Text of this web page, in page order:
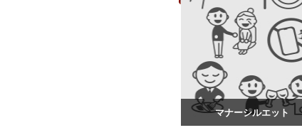
マナーシルエット